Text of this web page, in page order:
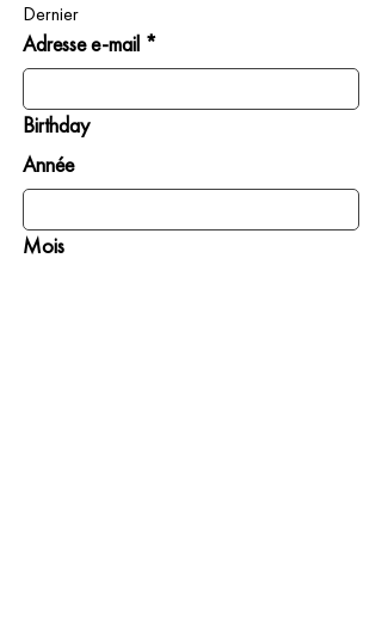
Dernier
Adresse e-mail *
Birthday
Année
Mois